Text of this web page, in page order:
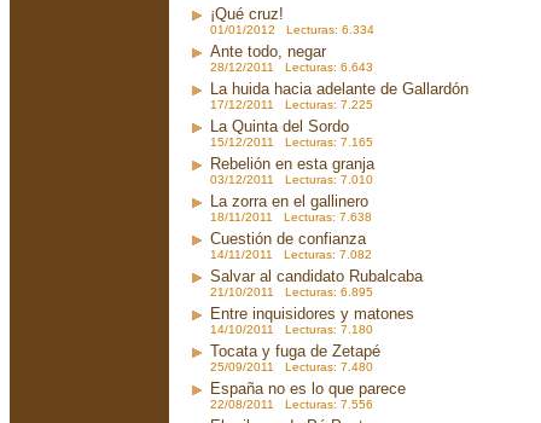
¡Qué cruz!
01/01/2012 Lecturas: 6.334
Ante todo, negar
28/12/2011 Lecturas: 6.643
La huida hacia adelante de Gallardón
17/12/2011 Lecturas: 7.225
La Quinta del Sordo
15/12/2011 Lecturas: 7.165
Rebelión en esta granja
03/12/2011 Lecturas: 7.010
La zorra en el gallinero
18/11/2011 Lecturas: 7.638
Cuestión de confianza
14/11/2011 Lecturas: 7.082
Salvar al candidato Rubalcaba
21/10/2011 Lecturas: 6.895
Entre inquisidores y matones
14/10/2011 Lecturas: 7.180
Tocata y fuga de Zetapé
25/09/2011 Lecturas: 7.480
España no es lo que parece
22/08/2011 Lecturas: 7.556